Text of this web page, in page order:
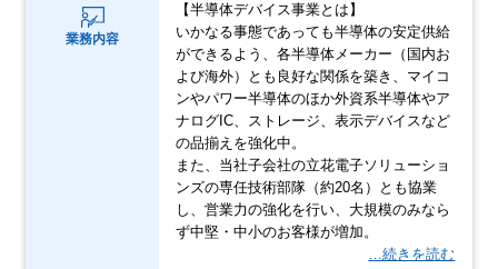
業務内容
【半導体デバイス事業とは】
いかなる事態であっても半導体の安定供給
ができるよう、各半導体メーカー（国内お
よび海外）とも良好な関係を築き、マイコ
ンやパワー半導体のほか外資系半導体やア
ナログIC、ストレージ、表示デバイスなど
の品揃えを強化中。
また、当社子会社の立花電子ソリューショ
ンズの専任技術部隊（約20名）とも協業
し、営業力の強化を行い、大規模のみなら
ず中堅・中小のお客様が増加。
…続きを読む